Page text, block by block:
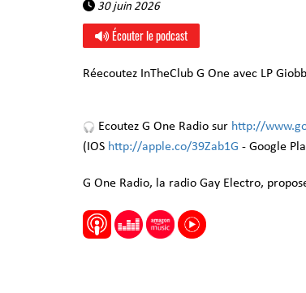
30 juin 2026
Écouter le podcast
Réecoutez InTheClub G One avec LP
Ecoutez G One Radio sur http://
(IOS http://apple.co/39Zab1G - Google
G One Radio, la radio Gay Electro,